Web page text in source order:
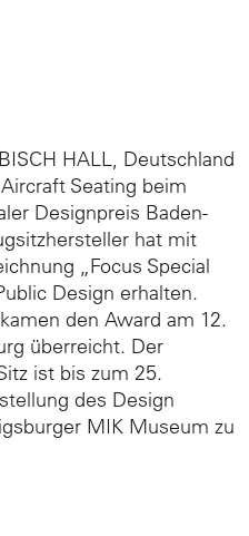
HALL, Deutschland
Seating beim
Designpreis Baden-
hat mit
„Focus Special
Design erhalten.
den Award am 12.
überreicht. Der
ist bis zum 25.
des Design
MIK Museum zu